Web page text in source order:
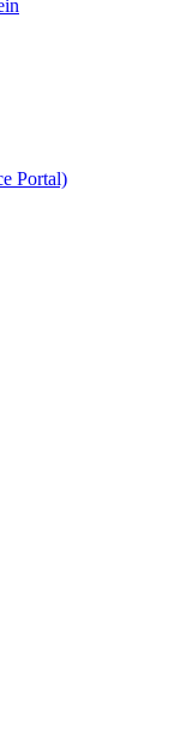
Portal)